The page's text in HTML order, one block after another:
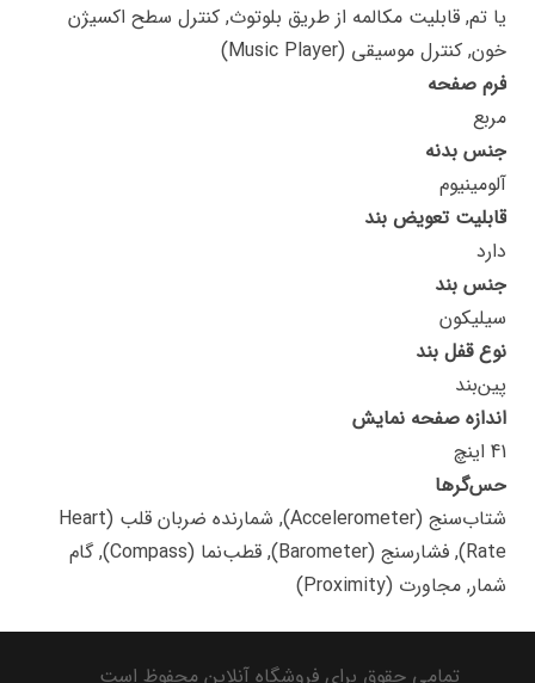
یا تم, قابلیت مکالمه از طریق بلوتوث, کنترل سطح اکسیژن
خون, کنترل موسیقی (Music Player)
فرم صفحه
مربع
جنس بدنه
آلومینیوم
قابلیت تعویض بند
دارد
جنس بند
سیلیکون
نوع قفل بند
پین‌بند
اندازه صفحه نمایش
41 اینچ
حس‌گرها
شتاب‌سنج (Accelerometer), شمارنده ضربان قلب (Heart
Rate), فشارسنج (Barometer), قطب‌نما (Compass), گام
شمار, مجاورت (Proximity)
تمامی حقوق برای فروشگاه آنلاین محفوظ است